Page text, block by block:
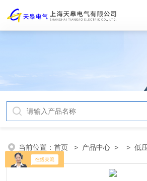
当前位置：首页 > 产品中心 > >低